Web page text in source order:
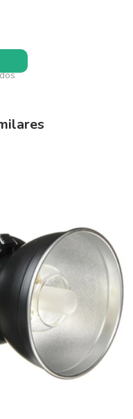
S.
adaptador necessário
e iOS: Godox Flash
incluído)
barril/coaxial